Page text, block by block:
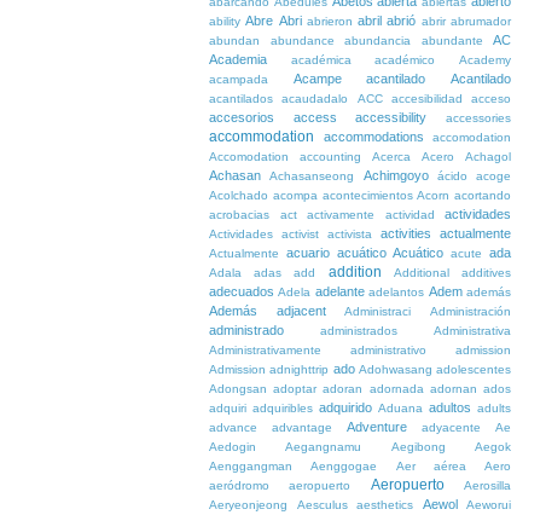
ability Abre Abri abrieron abril abrió abrir abrumador
abundan
abundance abundancia abundante
AC
Academia
académica académico
Academy
acampada
Acampe acantilado Acantilado
acantilados acaudadalo ACC accesibilidad acceso
accesorios access accessibility accessories
accommodation accommodations
accomodation
Accomodation
accounting Acerca Acero Achagol
Achasan Achasanseong Achimgoyo ácido
acoge
Acolchado acompa acontecimientos Acorn acortando
acrobacias
act activamente actividad actividades
Actividades activist activista activities actualmente
Actualmente acuario acuático Acuático acute ada
Adala adas add addition Additional additives
adecuados Adela adelante adelantos Adem además
Además adjacent Administraci Administración
administrado administrados
Administrativa
Administrativamente
administrativo
admission
Admission adnighttrip ado Adohwasang adolescentes
Adongsan adoptar adoran adornada adornan ados
adquiri adquiribles adquirido Aduana adultos adults
advance
advantage Adventure adyacente
Ae
Aedogin
Aegangnamu Aegibong
Aegok
Aenggangman
Aenggogae Aer aérea
Aero
aeródromo
aeropuerto Aeropuerto
Aerosilla
Aeryeonjeong
Aesculus aesthetics Aewol
Aeworui